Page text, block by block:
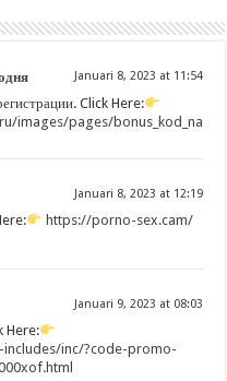
Januari 8, 2023 at 11:54
Click Here:
images/pages/
Januari 8, 2023 at 12:19
https://porno-sex.cam/
Januari 9, 2023 at 08:03
Here:
inc/?code-promo-